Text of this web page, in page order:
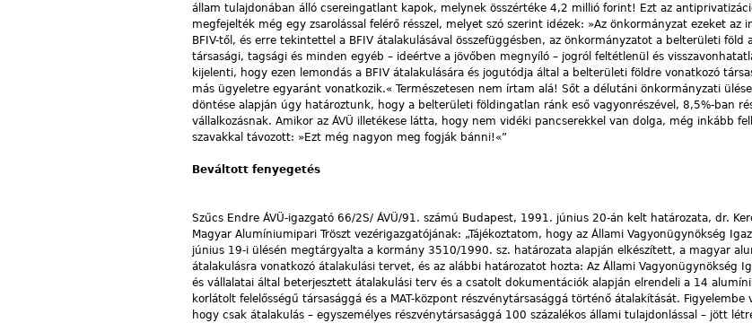
állam tulajdonában álló csereingatlant kapok, melynek összértéke 4,2 millió forint! Ezt az
megfejelték még egy zsarolással felérő résszel, melyet szó szerint idézek: »Az önkormányzat ezeket az
BFIV-től, és erre tekintettel a BFIV átalakulásával összefüggésben, az önkormányzatot a belterületi föld
társasági, tagsági és minden egyéb – ideértve a jövőben megnyíló – jogról feltétlenül és
kijelenti, hogy ezen lemondás a BFIV átalakulására és jogutódja által a belterületi földre vonatkozó
más ügyeletre egyaránt vonatkozik.« Természetesen nem írtam alá! Sőt a délutáni önkormányzati
döntése alapján úgy határoztunk, hogy a belterületi földingatlan ránk eső vagyonrészével, 8,5%-ban
vállalkozásnak. Amikor az ÁVÜ illetékese látta, hogy nem vidéki pancserekkel van dolga, még inkább
szavakkal távozott: »Ezt még nagyon meg fogják bánni!«”
Beváltott fenyegetés
Szűcs Endre ÁVÜ-igazgató 66/2S/ ÁVÜ/91. számú Budapest, 1991. június 20-án kelt határozata, dr.
Magyar Alumíniumipari Tröszt vezérigazgatójának: „Tájékoztatom, hogy az Állami Vagyonügynökség
június 19-i ülésén megtárgyalta a kormány 3510/1990. sz. határozata alapján elkészített, a magyar
átalakulásra vonatkozó átalakulási tervet, és az alábbi határozatot hozta: Az Állami Vagyonügynökség
és vállalatai által beterjesztett átalakulási terv és a csatolt dokumentációk alapján elrendeli a 14
korlátolt felelősségű társasággá és a MAT-központ részvénytársasággá történő átalakítását.
hogy csak átalakulás – egyszemélyes részvénytársasággá 100 százalékos állami tulajdonlással – jött